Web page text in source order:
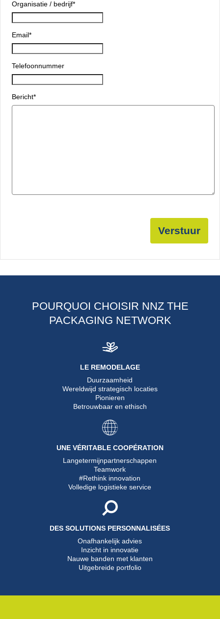
Organisatie / bedrijf*
Email*
Telefoonnummer
Bericht*
Verstuur
POURQUOI CHOISIR NNZ THE
PACKAGING NETWORK
LE REMODELAGE
Duurzaamheid
Wereldwijd strategisch locaties
Pionieren
Betrouwbaar en ethisch
UNE VÉRITABLE COOPÉRATION
Langetermijnpartnerschappen
Teamwork
#Rethink innovation
Volledige logistieke service
DES SOLUTIONS PERSONNALISÉES
Onafhankelijk advies
Inzicht in innovatie
Nauwe banden met klanten
Uitgebreide portfolio